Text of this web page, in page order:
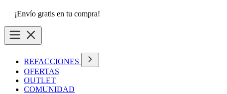
¡Envío gratis en tu compra!
REFACCIONES
OFERTAS
OUTLET
COMUNIDAD